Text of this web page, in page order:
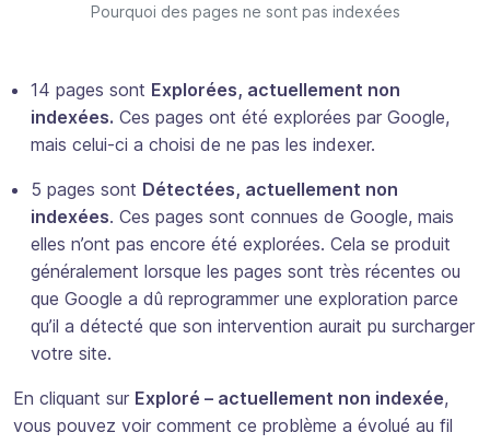
Pourquoi des pages ne sont pas indexées
14 pages sont Explorées, actuellement non
indexées. Ces pages ont été explorées par Google,
mais celui-ci a choisi de ne pas les indexer.
5 pages sont Détectées, actuellement non
indexées. Ces pages sont connues de Google, mais
elles n’ont pas encore été explorées. Cela se produit
généralement lorsque les pages sont très récentes ou
que Google a dû reprogrammer une exploration parce
qu’il a détecté que son intervention aurait pu surcharger
votre site.
En cliquant sur Exploré – actuellement non indexée,
vous pouvez voir comment ce problème a évolué au fil